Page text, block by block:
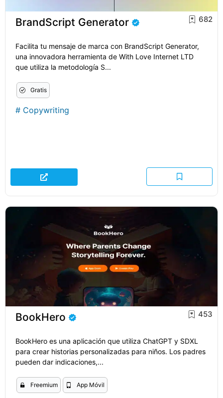
BrandScript Generator 682
Facilita tu mensaje de marca con BrandScript Generator,
una innovadora herramienta de With Love Internet LTD
que utiliza la metodología S...
Gratis
# Copywriting
BookHero 453
BookHero es una aplicación que utiliza ChatGPT y SDXL
para crear historias personalizadas para niños. Los padres
pueden dar indicaciones,...
Freemium App Móvil